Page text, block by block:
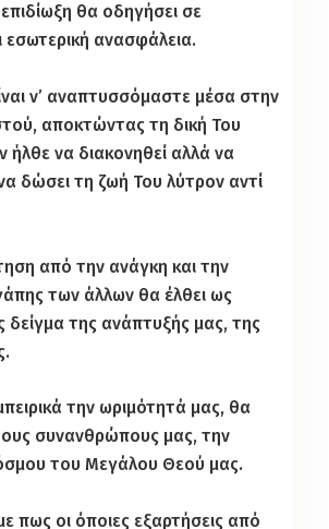
θα οδηγήσει σε
εσωτερική ανασφάλεια.
ν’ αναπτυσσόμαστε μέσα στην
αποκτώντας τη δική Του
να διακονηθεί αλλά να
δώσει τη ζωή Του λύτρον αντί
από την ανάγκη και την
των άλλων θα έλθει ως
δείγμα της ανάπτυξής μας, της
την ωριμότητά μας, θα
συνανθρώπους μας, την
του Μεγάλου Θεού μας.
πως οι όποιες εξαρτήσεις από